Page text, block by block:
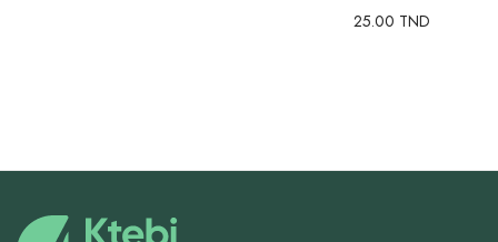
25.00 TND